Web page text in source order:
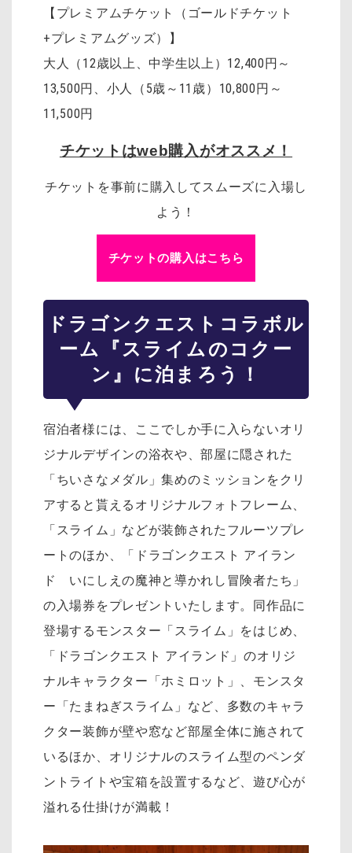
【プレミアムチケット（ゴールドチケット
+プレミアムグッズ）】
大人（12歳以上、中学生以上）12,400円～
13,500円、小人（5歳～11歳）10,800円～
11,500円
チケットはweb購入がオススメ！
チケットを事前に購入してスムーズに入場し
よう！
チケットの購入はこちら
ドラゴンクエスト コラボル
ーム『スライムのコクー
ン』に泊まろう！
宿泊者様には、ここでしか手に入らないオリ
ジナルデザインの浴衣や、部屋に隠された
「ちいさなメダル」集めのミッションをクリ
アすると貰えるオリジナルフォトフレーム、
「スライム」などが装飾されたフルーツプレ
ートのほか、「ドラゴンクエスト アイラン
ド いにしえの魔神と導かれし冒険者たち」
の入場券をプレゼントいたします。同作品に
登場するモンスター「スライム」をはじめ、
「ドラゴンクエスト アイランド」のオリジ
ナルキャラクター「ホミロット」、モンスタ
ー「たまねぎスライム」など、多数のキャラ
クター装飾が壁や窓など部屋全体に施されて
いるほか、オリジナルのスライム型のペンダ
ントライトや宝箱を設置するなど、遊び心が
溢れる仕掛けが満載！